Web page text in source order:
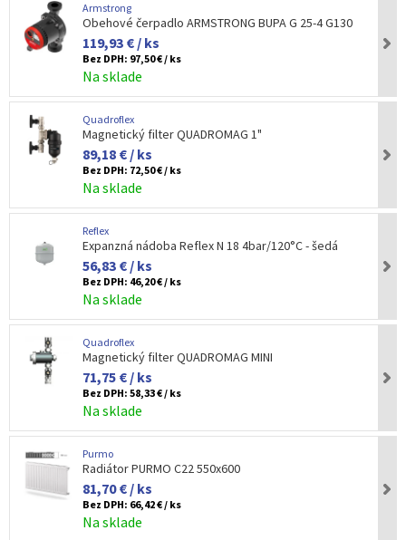
Armstrong
Obehové čerpadlo ARMSTRONG BUPA G 25-4 G130
119,93 € / ks
Bez DPH: 97,50 € / ks
Na sklade
Quadroflex
Magnetický filter QUADROMAG 1"
89,18 € / ks
Bez DPH: 72,50 € / ks
Na sklade
Reflex
Expanzná nádoba Reflex N 18 4bar/120°C - šedá
56,83 € / ks
Bez DPH: 46,20 € / ks
Na sklade
Quadroflex
Magnetický filter QUADROMAG MINI
71,75 € / ks
Bez DPH: 58,33 € / ks
Na sklade
Purmo
Radiátor PURMO C22 550x600
81,70 € / ks
Bez DPH: 66,42 € / ks
Na sklade